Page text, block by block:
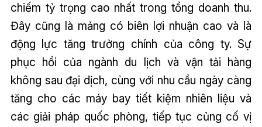
chiếm tỷ trọng cao nhất trong tổng doanh thu.
Đây cũng là mảng có biên lợi nhuận cao và là
động lực tăng trưởng chính của công ty. Sự
phục hồi của ngành du lịch và vận tải hàng
không sau đại dịch, cùng với nhu cầu ngày càng
tăng cho các máy bay tiết kiệm nhiên liệu và
các giải pháp quốc phòng, tiếp tục củng cố vị